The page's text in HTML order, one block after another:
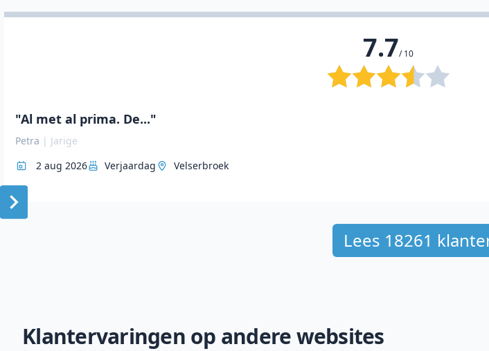
7.7/ 10
"Al met al prima. De..."
Petra | Jarige
2 aug 2026
Verjaardag Velserbroek
Item
Lees 18261
Klantervaringen op andere websites